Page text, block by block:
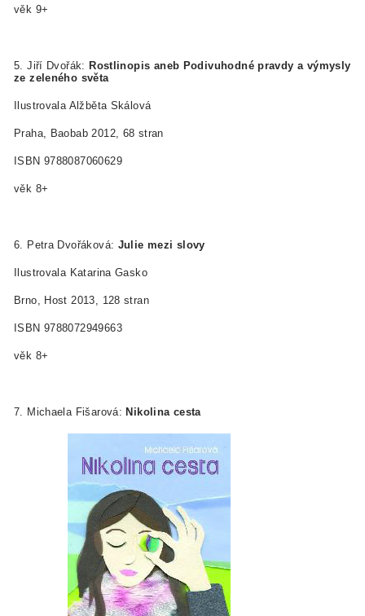
věk 9+
5. Jiří Dvořák:Rostlinopis aneb Podivuhodnépravdy a výmysly
ze zeleného světa
Ilustrovala Alžběta Skálová
Praha, Baobab 2012, 68 stran
ISBN 978­80­87060­62­9
věk 8+
6. Petra Dvořáková: Julie mezi slovy
Ilustrovala Katarina Gasko
Brno, Host 2013, 128 stran
ISBN 978­80­7294­966­3
věk 8+
7. Michaela Fišarová: Nikolina cesta